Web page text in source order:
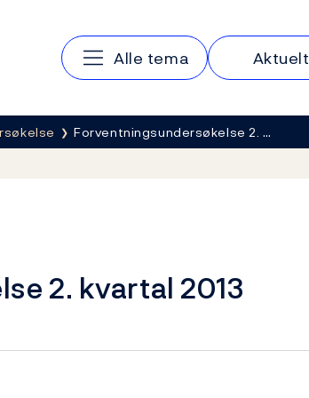
Hovedmeny
Alle tema Aktuelt
Forventningsundersøkelse 2. …
2. kvartal 2013